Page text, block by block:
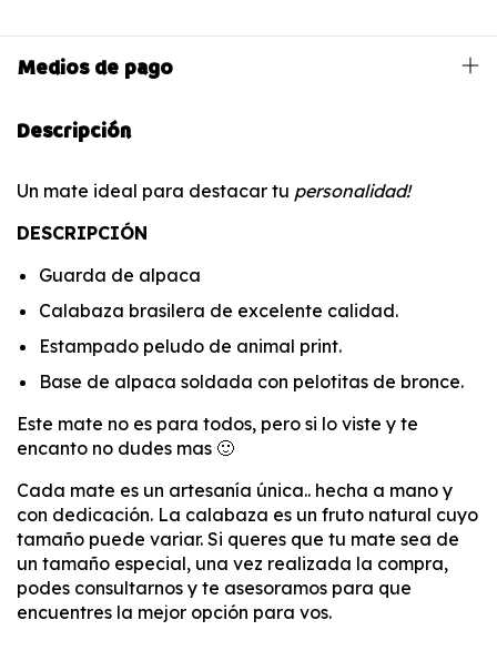
Medios de pago
Descripción
Un mate ideal para destacar tu personalidad!
DESCRIPCIÓN
Guarda de alpaca
Calabaza brasilera de excelente calidad.
Estampado peludo de animal print.
Base de alpaca soldada con pelotitas de bronce.
Este mate no es para todos, pero si lo viste y te
encanto no dudes mas 🙂
Cada mate es un artesanía única.. hecha a mano y
con dedicación. La calabaza es un fruto natural cuyo
tamaño puede variar. Si queres que tu mate sea de
un tamaño especial, una vez realizada la compra,
podes consultarnos y te asesoramos para que
encuentres la mejor opción para vos.